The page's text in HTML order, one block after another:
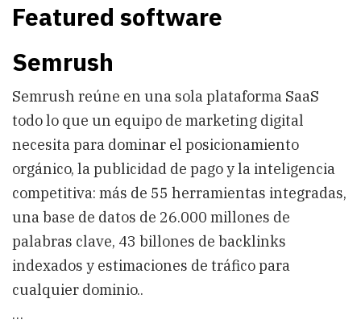
Featured software
Semrush
Semrush reúne en una sola plataforma SaaS
todo lo que un equipo de marketing digital
necesita para dominar el posicionamiento
orgánico, la publicidad de pago y la inteligencia
competitiva: más de 55 herramientas integradas,
una base de datos de 26.000 millones de
palabras clave, 43 billones de backlinks
indexados y estimaciones de tráfico para
cualquier dominio..
…